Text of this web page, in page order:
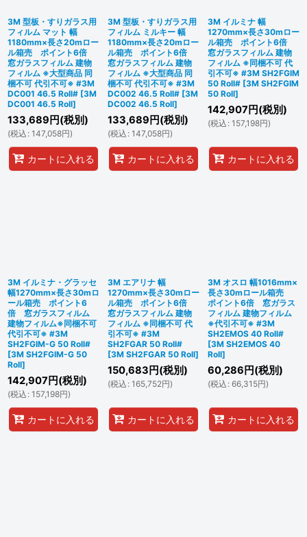
3M 型板・すりガラス用
フィルム マット 幅
1180mm×長さ20mロー
ル箱売 ポイント6倍
窓ガラスフィルム 建物
フィルム ※大型商品 同
梱不可 代引不可※ #3M
DC001 46.5 Roll# [3M
DC001 46.5 Roll]
133,689 円(税別)
(税込 : 147,058円)
カートに入れる
3M 型板・すりガラス用
フィルム ミルキー 幅
1180mm×長さ20mロー
ル箱売 ポイント6倍
窓ガラスフィルム 建物
フィルム ※大型商品 同
梱不可 代引不可※ #3M
DC002 46.5 Roll# [3M
DC002 46.5 Roll]
133,689 円(税別)
(税込 : 147,058円)
カートに入れる
3M イルミナ 幅
1270mm×長さ30mロー
ル箱売 ポイント6倍
窓ガラスフィルム 建物
フィルム ※同梱不可 代
引不可※ #3M SH2FGIM
50 Roll# [3M SH2FGIM
50 Roll]
142,907 円(税別)
(税込 : 157,198円)
カートに入れる
3M イルミナ・グラッセ
幅1270mm×長さ30mロ
ール箱売 ポイント6
倍 窓ガラスフィルム
建物フィルム※同梱不可
代引不可※ #3M
SH2FGIM-G 50 Roll#
[3M SH2FGIM-G 50
Roll]
142,907 円(税別)
(税込 : 157,198円)
カートに入れる
3M エアリナ 幅
1270mm×長さ30mロー
ル箱売 ポイント6倍
窓ガラスフィルム 建物
フィルム ※同梱不可 代
引不可※ #3M
SH2FGAR 50 Roll#
[3M SH2FGAR 50 Roll]
150,683 円(税別)
(税込 : 165,752円)
カートに入れる
3M オスロ 幅1016mm×
長さ30mロール箱売
ポイント6倍 窓ガラス
フィルム 建物フィルム
※代引不可※ #3M
SH2EMOS 40 Roll#
[3M SH2EMOS 40
Roll]
60,286 円(税別)
(税込 : 66,315円)
カートに入れる